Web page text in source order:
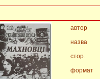
автор
назва
стор.
формат